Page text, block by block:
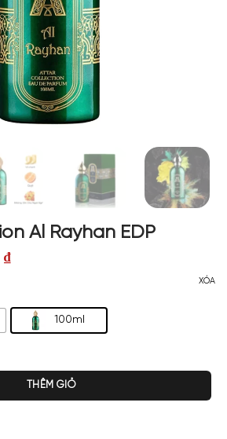
Al Rayhan EDP
₫
100ml
XÓA
EDP số lượng
THÊM GIỎ